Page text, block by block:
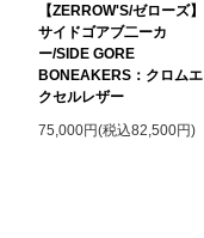
【ZERROW'S/ゼローズ】
サイドゴアブ二ーカ
ー/SIDE GORE
BONEAKERS：クロムエ
クセルレザー
75,000円(税込82,500円)